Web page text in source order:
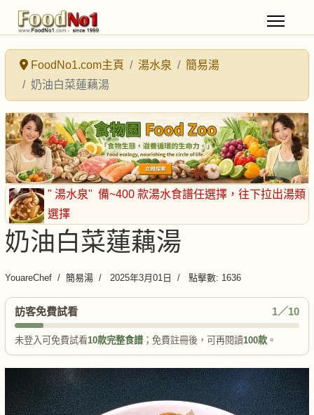
FoodNo1.com主頁 湯水泉
簡易湯
奶油白菜蓮藕湯
" 湯水泉" 備~400 款湯水食譜任選擇 ，往下拉出湯類
選擇
奶油白菜蓮藕湯
YouareChef 簡易湯 2025年3月01日 點擊數: 1636
訪客免費試看 1／10
未登入可免費試看10款完整食譜 ；免費註冊後，可再閱讀100款 。